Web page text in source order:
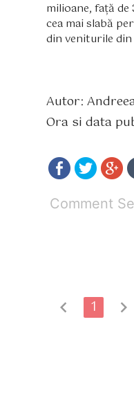
milioane, față
cea mai slabă
din veniturile
Autor:
Ora si data
Comment
chevron_left 1 chevron_right